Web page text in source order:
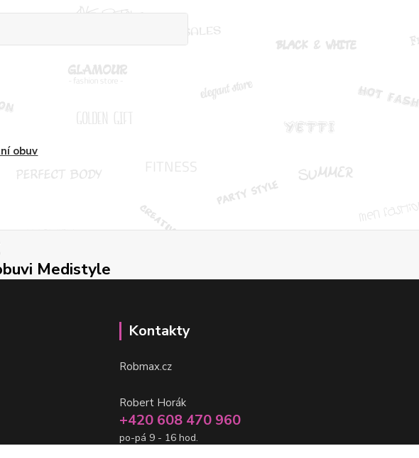
obuv
Medistyle
Kontakty
Robmax.cz
Robert Horák
+420 608 470 960
po-pá 9 - 16 hod.